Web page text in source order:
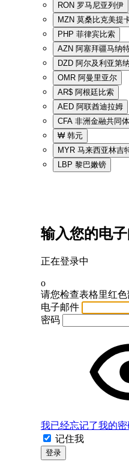
RON 罗马尼亚列伊
MZN 莫桑比克美提
PHP 菲律宾比索
AZN 阿塞拜疆马纳
DZD 阿尔及利亚第
OMR 阿曼里亚尔
AR$ 阿根廷比索
AED 阿联酋迪拉姆
CFA 非洲金融共同
₩ 韩元
MYR 马来西亚林吉
LBP 黎巴嫩镑
输入您的电
正在登录中
o
请您检查表格里红色
电子邮件
密码
我已经忘记了我的密
记住我
登录